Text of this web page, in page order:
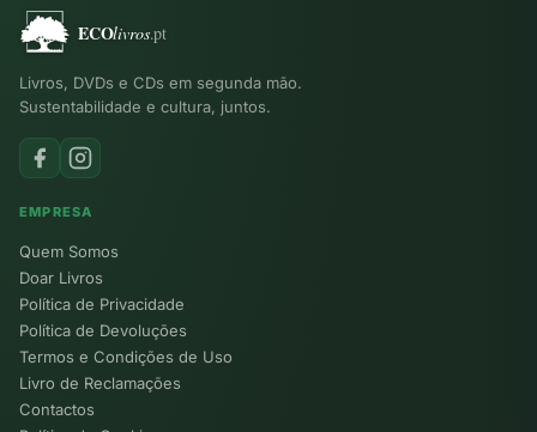
Livros, DVDs e CDs em segunda mão.
Sustentabilidade e cultura, juntos.
EMPRESA
Quem Somos
Doar Livros
Política de Privacidade
Política de Devoluções
Termos e Condições de Uso
Livro de Reclamações
Contactos